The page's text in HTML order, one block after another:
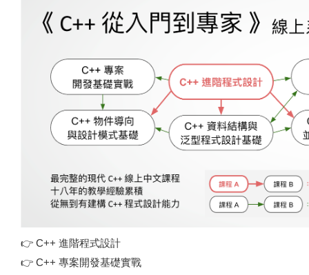
👉 C++ 進階程式設計
👉 C++ 專案開發基礎實戰